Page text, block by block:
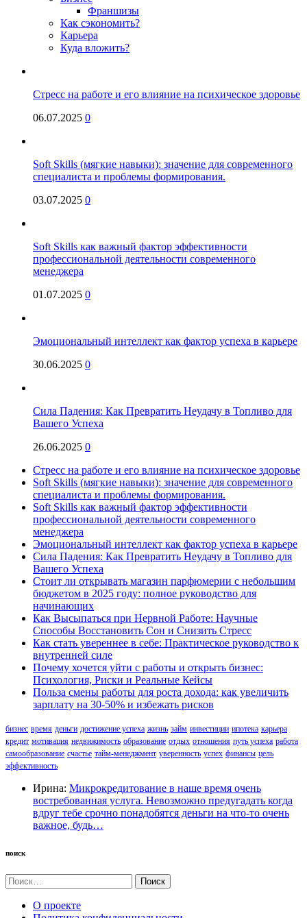
Франшизы
Как сэкономить?
Карьера
Куда вложить?
Стресс на работе и его влияние на психическое здоровье
06.07.2025 0
Soft Skills (мягкие навыки): значение для современного
специалиста и проблемы формирования.
03.07.2025 0
Soft Skills как важный фактор эффективности
профессиональной деятельности современного
менеджера
01.07.2025 0
Эмоциональный интеллект как фактор успеха в карьере
30.06.2025 0
Сила Падения: Как Превратить Неудачу в Топливо для
Вашего Успеха
26.06.2025 0
Стресс на работе и его влияние на психическое здоровье
Soft Skills (мягкие навыки): значение для современного
специалиста и проблемы формирования.
Soft Skills как важный фактор эффективности
профессиональной деятельности современного
менеджера
Эмоциональный интеллект как фактор успеха в карьере
Сила Падения: Как Превратить Неудачу в Топливо для
Вашего Успеха
Стоит ли открывать магазин парфюмерии с небольшим
бюджетом в 2025 году: полное руководство для
начинающих
Как Высыпаться при Нервной Работе: Научные
Способы Восстановить Сон и Снизить Стресс
Как стать увереннее в себе: Практическое руководство к
внутренней силе
Почему хочется уйти с работы и открыть бизнес:
Психология, Риски и Реальные Кейсы
Польза смены работы для роста дохода: как увеличить
зарплату на 30-50% и избежать рисков
бизнес время деньги достижение успеха жизнь займ инвестиции ипотека карьера
кредит мотивация недвижимость образование отдых отношения путь успеха работа
самообразование счастье тайм-менеджмент уверенность успех финансы цель
эффективность
Ирина: Микрокредитование в наше время очень
востребованная услуга. Невозможно предугадать когда
вдруг тебе срочно понадобятся деньги на что-то очень
важное, будь…
поиск
Найти:
О проекте